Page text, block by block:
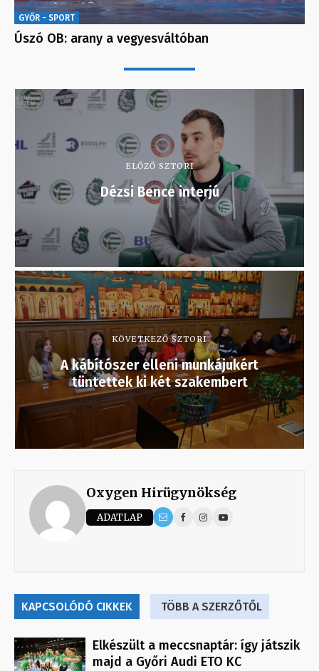
GYŐR - SPORT
Úszó OB: arany a vegyesváltóban
ELŐZŐ SZTORI
Dézsi Bence interjú
KÖVETKEZŐ SZTORI
A kábítószer elleni munkájukért
tüntettek ki két szakembert
Oxygen Hirügynökség
ADATLAP
KAPCSOLÓDÓ CIKKEK TÖBB A SZERZŐTŐL
Elkészült a meccsnaptár: így játszik
majd a Győri Audi ETO KC